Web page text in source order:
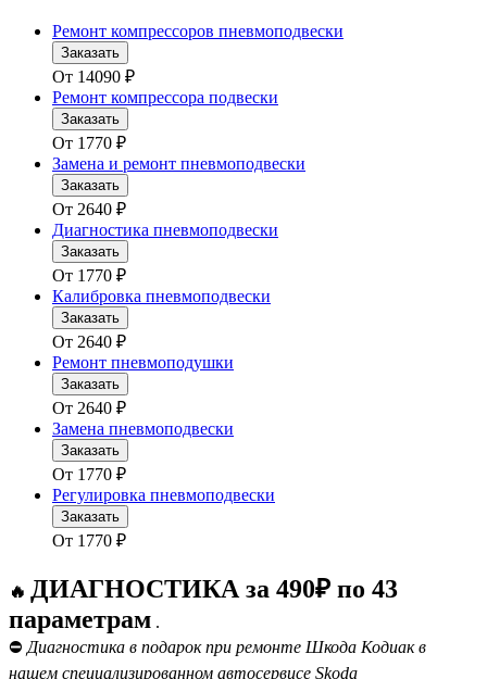
Ремонт компрессоров пневмоподвески
Заказать
От 14090 ₽
Ремонт компрессора подвески
Заказать
От 1770 ₽
Замена и ремонт пневмоподвески
Заказать
От 2640 ₽
Диагностика пневмоподвески
Заказать
От 1770 ₽
Калибровка пневмоподвески
Заказать
От 2640 ₽
Ремонт пневмоподушки
Заказать
От 2640 ₽
Замена пневмоподвески
Заказать
От 1770 ₽
Регулировка пневмоподвески
Заказать
От 1770 ₽
🔥 ДИАГНОСТИКА за 490₽ по 43
параметрам .
⛔ Диагностика в подарок при ремонте Шкода Кодиак в
нашем специализированном автосервисе Skoda